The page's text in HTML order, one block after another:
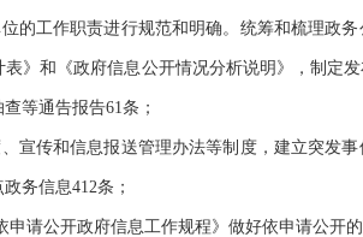
的工作职责进行规范和明确。统筹和梳理政
》和《政府信息公开情况分析说明》， 制定
查等通告报告61条；
宣传和信息报送管理办法等制度，建立突发
务信息412条 ；
申请公开政府信息工作规程》做好依申请公开的